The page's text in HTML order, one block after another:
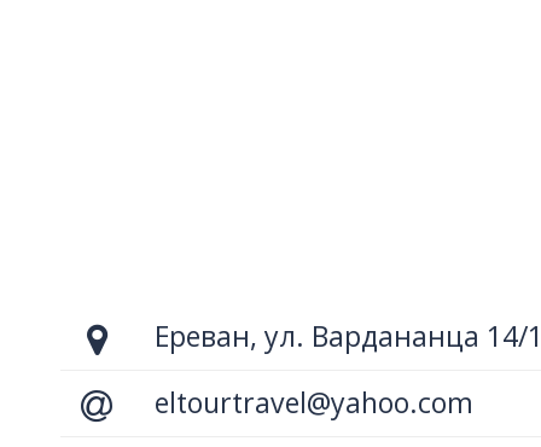
Ереван, ул. Вардананца 14/
eltourtravel@yahoo.com